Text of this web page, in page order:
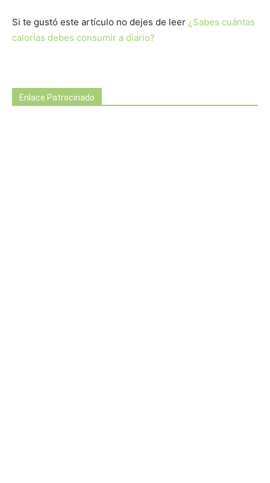
Si te gustó este artículo no dejes de leer ¿Sabes cuántas
calorías debes consumir a diario?
Enlace Patrocinado